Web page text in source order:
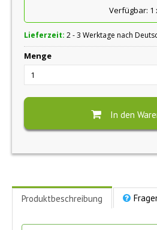
Verfügbar: 1
Lieferzeit:2 - 3 Werktage nach
Menge
In den
Produktbeschreibung